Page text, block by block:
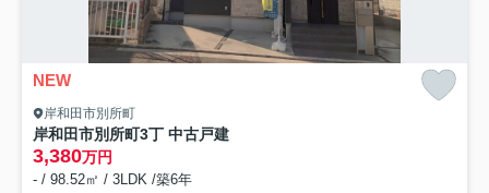
NEW
岸和田市別所町
岸和田市別所町3丁 中古戸建
3,380万円
- / 98.52㎡ / 3LDK /築6年